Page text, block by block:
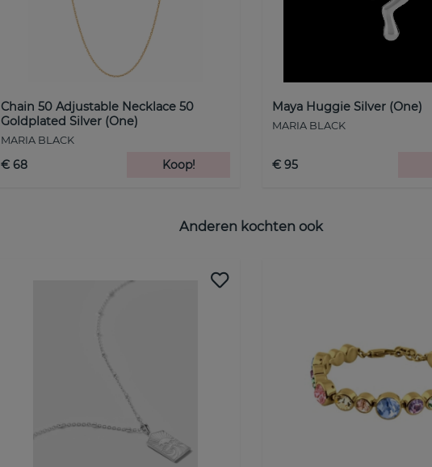
Chain 50 Adjustable Necklace 50
Goldplated Silver (One)
MARIA BLACK
€ 68 Koop!
Maya Huggie Silver (One)
MARIA BLACK
€ 95
Anderen kochten ook
Alsjeblieft, 15% korting!
Meld je hier aan voor onze nieuwsbrief en ontvang
15% korting op je eerste aankoop.
E-mail :